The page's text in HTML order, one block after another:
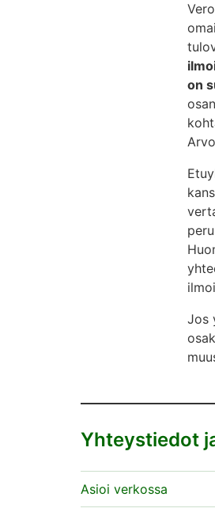
on
Jos
Yhteystiedot
Asioi verkossa